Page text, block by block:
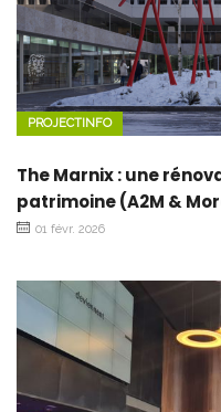
PROJECTINFO
The Marnix : une
patrimoine (A2M &
01 févr. 2026